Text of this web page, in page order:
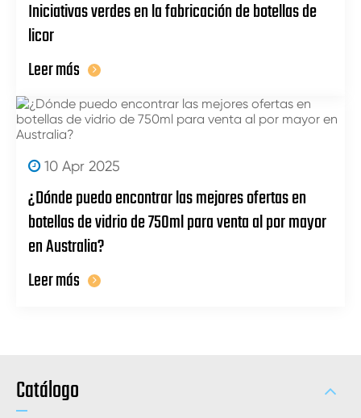
Iniciativas verdes en la fabricación de botellas de
licor
Leer más
10 Apr 2025
¿Dónde puedo encontrar las mejores ofertas en
botellas de vidrio de 750ml para venta al por mayor
en Australia?
Leer más
Catálogo